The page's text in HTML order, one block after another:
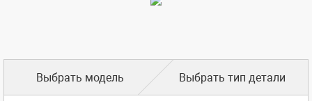
Выбрать модель Выбрать тип детали